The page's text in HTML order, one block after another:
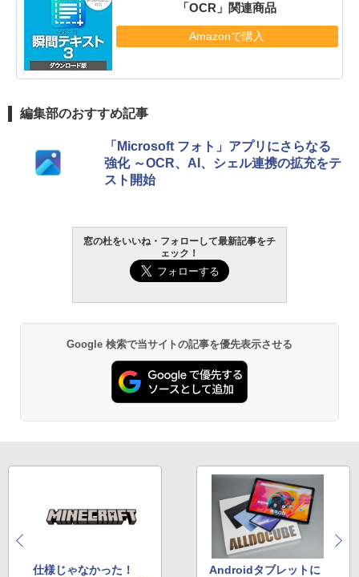
「OCR」関連商品
Amazonで購入
編集部のおすすめ記事
「Microsoft フォト」アプリにさらなる
強化 ～OCR、AI、シェル連携の拡充をテ
スト開始
窓の杜をいいね・フォローして最新記事をチ
ェック！
Google 検索で当サイトの記事を優先表示させる
仕様じゃなかった！
Androidタブレットに